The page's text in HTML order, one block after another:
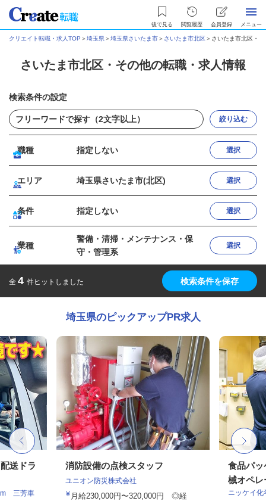
後で見る 閲覧履歴 会員登録 メニュー
クリエイト転職・求人TOP ＞埼玉県＞埼玉県さいたま市＞ さいたま市北区＞ さいたま市北区・
さいたま市北区・その他の転職・求人情報
検索条件の設定
絞り込む
職種 指定しない 選択
エリア 埼玉県さいたま市(北区) 選択
条件 指定しない 選択
業種
警備・清掃・メンテナンス・保
守・管理系
選択
全 4 件ヒットしました 検索条件を保存
埼玉県のピックアップPR求人
送ドラ
三芳車
消防設備の点検スタッフ
ユニオン防災株式会社
月給230,000円〜320,000円 ◎経
食品パッ
械オペレ
ニッケイ